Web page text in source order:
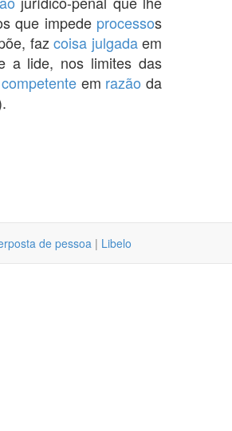
que impede processos
fazcoisa julgadaem
a lide, nos limites das
competente em razão da
de pessoa | Libelo